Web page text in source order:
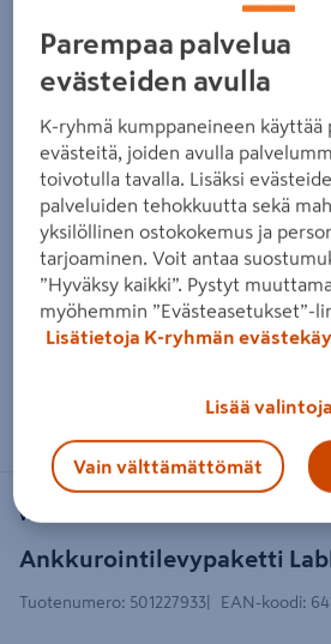
Zoomaa kuvaa sormilla
Ankkurointilevypaketti
WAVIN
Tuotenumero: 501227933 EAN-koodi:
Parempaa palvelua
evästeiden avulla
K-ryhmä kumppaneineen käyttää
evästeitä, joiden avulla
toivotulla tavalla. Lisäksi
palveluiden tehokkuutta sekä
yksilöllinen ostokokemus ja
tarjoaminen. Voit antaa
”Hyväksy kaikki”. Pystyt
myöhemmin ”Evästeasetukset”-
Lisätietoja K-ryhmän
Lisää valintoja
Vain välttämättömät